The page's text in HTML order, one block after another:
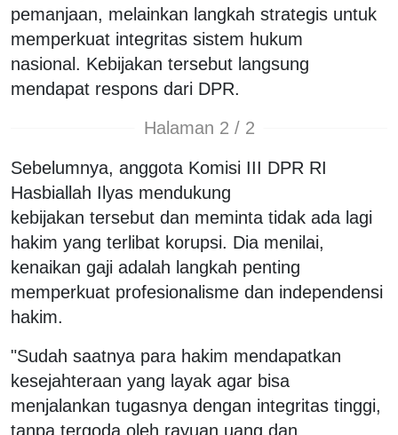
pemanjaan, melainkan langkah strategis untuk
memperkuat integritas sistem hukum
nasional. Kebijakan tersebut langsung
mendapat respons dari DPR.
Halaman 2 / 2
Sebelumnya, anggota Komisi III DPR RI
Hasbiallah Ilyas mendukung
kebijakan tersebut dan meminta tidak ada lagi
hakim yang terlibat korupsi. Dia menilai,
kenaikan gaji adalah langkah penting
memperkuat profesionalisme dan independensi
hakim.
"Sudah saatnya para hakim mendapatkan
kesejahteraan yang layak agar bisa
menjalankan tugasnya dengan integritas tinggi,
tanpa tergoda oleh rayuan uang dan